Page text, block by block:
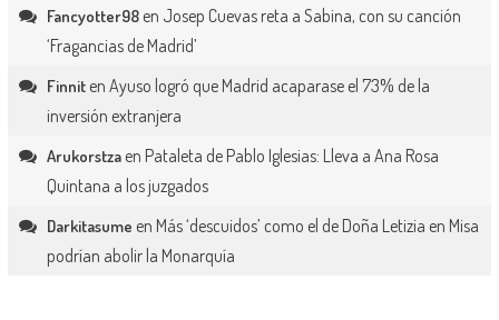
Fancyotter98en Josep Cuevas reta a Sabina, con su canción
‘Fragancias de Madrid’
Finniten Ayuso logró que Madrid acaparase el 73% de la
inversión extranjera
Arukorstzaen Pataleta de Pablo Iglesias: Lleva a Ana Rosa
Quintana a los juzgados
Darkitasume en Más ‘descuidos’ como el de Doña Letizia en Misa
podrían abolir la Monarquía